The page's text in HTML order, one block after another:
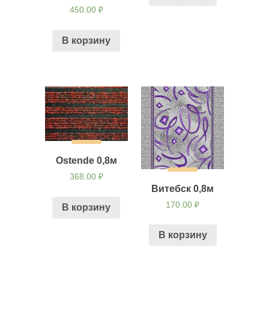
450.00 ₽
В корзину
Ostende 0,8м
368.00 ₽
В корзину
Витебск 0,8м
170.00₽
В корзину